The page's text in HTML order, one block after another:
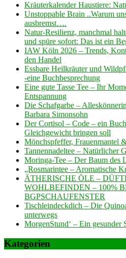
Kräuterkalender Haustiere:
Unstoppable Brain ..Warum
ausbremst….
Natur-Resilienz, manchmal
und spüre sofort: Das ist ein
IAW Köln 2026 – Trends,
den Handel
Essbare Heilkräuter und
-eine Buchbesprechung
Eine gute Tasse Tee – Ihr
Entspannung
Die Schafgarbe –
Barbara Simonsohn
Der Cortisol – Code – ein
Gleichgewicht bringen soll
Mönchspfeffer, Frauenmantel
Tannennadeltee – Natürlicher
Moringa-Tee – Der Baum des
„Rosmarintee – Aromatische
ÄTHERISCHE ÖLE –
WOHLBEFINDEN – 100%
BGPSCHAUFENSTER
Tischleindeckdich – Die
unterwegs
MorgenStund‘ – Ein gesunder
Kategorien